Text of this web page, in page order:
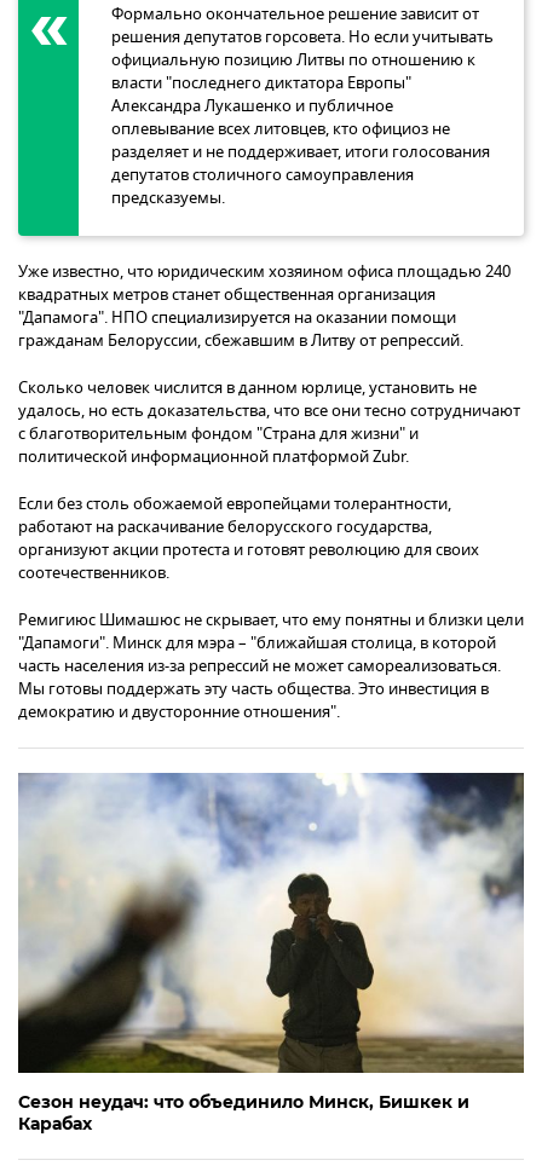
Формально окончательное решение зависит от
решения депутатов горсовета. Но если учитывать
официальную позицию Литвы по отношению к
власти "последнего диктатора Европы"
Александра Лукашенко и публичное
оплевывание всех литовцев, кто официоз не
разделяет и не поддерживает, итоги голосования
депутатов столичного самоуправления
предсказуемы.
Уже известно, что юридическим хозяином офиса площадью 240
квадратных метров станет общественная организация
"Дапамога". НПО специализируется на оказании помощи
гражданам Белоруссии, сбежавшим в Литву от репрессий.
Сколько человек числится в данном юрлице, установить не
удалось, но есть доказательства, что все они тесно сотрудничают
с благотворительным фондом "Страна для жизни" и
политической информационной платформой Zubr.
Если без столь обожаемой европейцами толерантности,
работают на раскачивание белорусского государства,
организуют акции протеста и готовят революцию для своих
соотечественников.
Ремигиюс Шимашюс не скрывает, что ему понятны и близки цели
"Дапамоги". Минск для мэра – "ближайшая столица, в которой
часть населения из-за репрессий не может самореализоваться.
Мы готовы поддержать эту часть общества. Это инвестиция в
демократию и двусторонние отношения".
Сезон неудач: что объединило Минск, Бишкек и
Карабах